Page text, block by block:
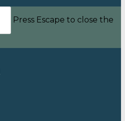
Press Escape to close the